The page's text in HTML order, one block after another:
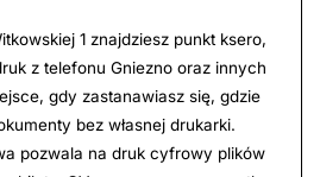
1 znajdziesz punkt ksero,
z telefonu Gniezno oraz innych
gdy zastanawiasz się, gdzie
bez własnej drukarki.
pozwala na druk cyfrowy plików